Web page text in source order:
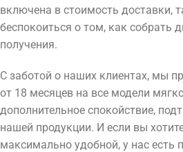
включена в стоимость доставки,
беспокоиться о том, как собрать
получения.
С заботой о наших клиентах, мы
от 18 месяцев на все модели
дополнительное спокойствие,
нашей продукции. И если вы
максимально удобной, у нас есть